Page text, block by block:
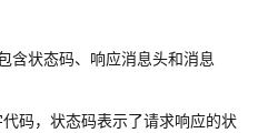
含状态码、响应消息头和消息
码，状态码表示了请求响应的状